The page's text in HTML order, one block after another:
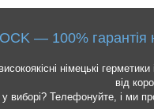
— 100% гарантія
німецькі герметики
від
виборі? Телефонуйте, і ми